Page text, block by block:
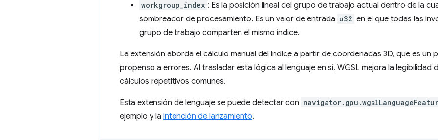
workgroup_index : Es la posición lineal del grupo de trabajo actual dentro de la
sombreador de procesamiento. Es un valor de entrada u32 en el que todas las
grupo de trabajo comparten el mismo índice.
La extensión aborda el cálculo manual del índice a partir de coordenadas 3D, que es un
propenso a errores. Al trasladar esta lógica al lenguaje en sí, WGSL mejora la legibilidad
cálculos repetitivos comunes.
Esta extensión de lenguaje se puede detectar con
ejemplo y la intención de lanzamiento.